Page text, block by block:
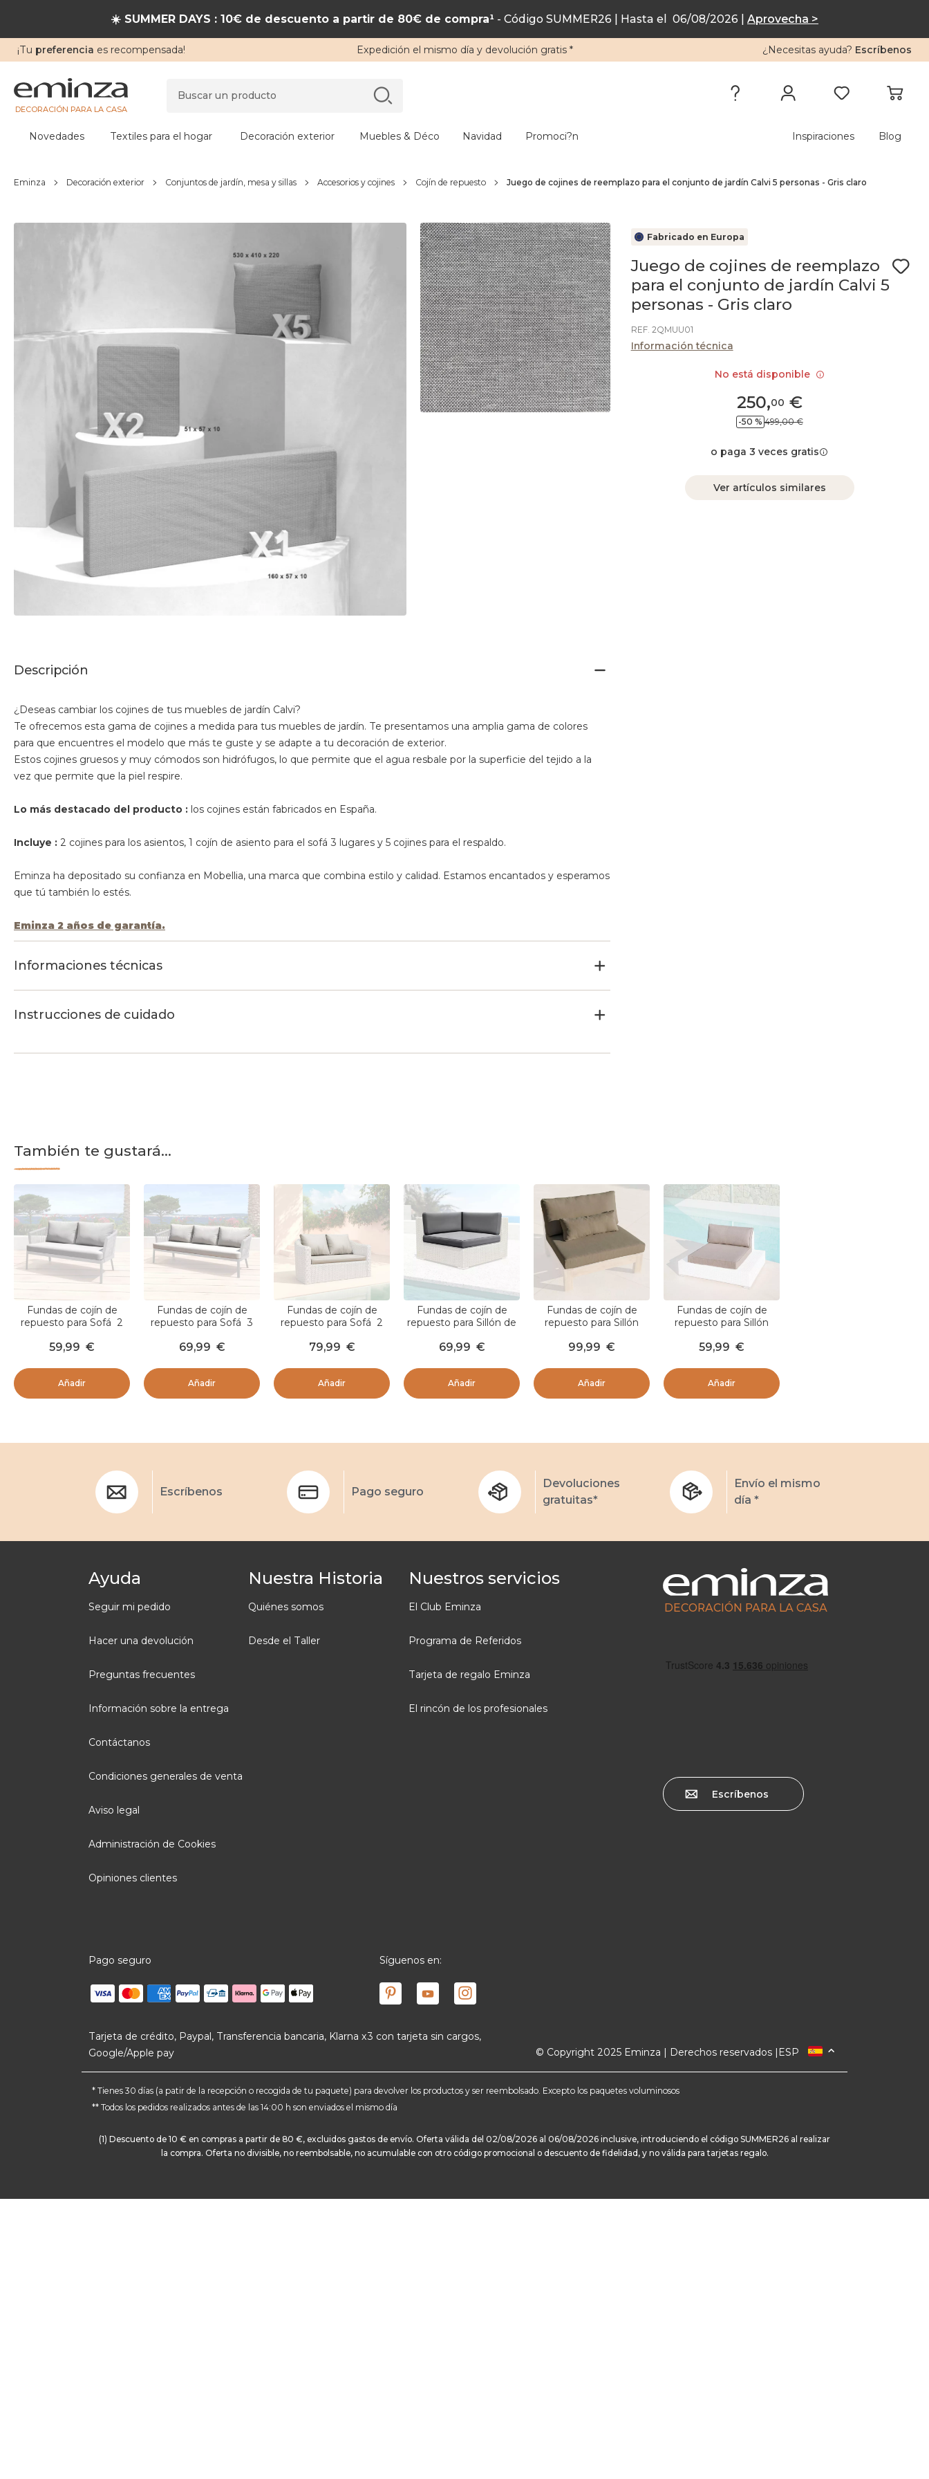
☀️ SUMMER DAYS : 10€ de descuento a partir de 80€ de compra¹ - Código SUMMER26 | Hasta el 06/08/2026 | Aprovecha >
¡Tu preferencia es recompensada! Expedición el mismo día y devolución gratis* ¿Necesitas ayuda? Escríbenos
DECORACIÓN PARA LA CASA
Novedades Textiles para el hogar Decoración exterior Muebles & Déco Navidad Promoci?n Inspiraciones Blog
Eminza Decoración exterior Conjuntos de jardín, mesa y sillas Accesorios y cojines Cojín de repuesto Juego de cojines de reemplazo para el conjunto de jardín Calvi 5 personas - Gris claro
Fabricado en Europa
Juego de cojines de reemplazo
para el conjunto de jardín Calvi 5
personas - Gris claro
REF. 2QMUU01
Información técnica
250,00 €
-50 % 499,00 €
o paga 3 veces gratis
Ver artículos similares
Descripción
¿Deseas cambiar los cojines de tus muebles de jardín Calvi?
Te ofrecemos esta gama de cojines a medida para tus muebles de jardín. Te presentamos una amplia gama de colores
para que encuentres el modelo que más te guste y se adapte a tu decoración de exterior.
Estos cojines gruesos y muy cómodos son hidrófugos, lo que permite que el agua resbale por la superficie del tejido a la
vez que permite que la piel respire.
Lo más destacado del producto : los cojines están fabricados en España.
Incluye : 2 cojines para los asientos, 1 cojín de asiento para el sofá 3 lugares y 5 cojines para el respaldo.
Eminza ha depositado su confianza en Mobellia, una marca que combina estilo y calidad. Estamos encantados y esperamos
que tú también lo estés.
Eminza 2 años de garantía.
Informaciones técnicas
Instrucciones de cuidado
También te gustará...
Fundas de cojín de
repuesto para Sofá 2
claro
59,99 €
Añadir
Fundas de cojín de
repuesto para Sofá 3
claro
69,99 €
Añadir
Fundas de cojín de
repuesto para Sofá 2
79,99 €
Añadir
Fundas de cojín de
repuesto para Sillón de
oscuro
69,99 €
Añadir
Fundas de cojín de
repuesto para Sillón
99,99 €
Añadir
Fundas de cojín de
repuesto para Sillón
59,99 €
Añadir
Escríbenos Pago seguro
Devoluciones
gratuitas*
Envío el mismo
día *
Ayuda
Seguir mi pedido
Hacer una devolución
Preguntas frecuentes
Información sobre la entrega
Contáctanos
Condiciones generales de venta
Aviso legal
Administración de Cookies
Opiniones clientes
Nuestra Historia
Quiénes somos
Desde el Taller
Nuestros servicios
El Club Eminza
Programa de Referidos
Tarjeta de regalo Eminza
El rincón de los profesionales
DECORACIÓN PARA LA CASA
Escríbenos
Pago seguro Síguenos en:
Tarjeta de crédito, Paypal, Transferencia bancaria, Klarna x3 con tarjeta sin cargos,
Google/Apple pay
© Copyright 2025 Eminza | Derechos reservados |
FRANCIA
ITALIA
SUIZA
DANMARK
ESP
* Tienes 30 días (a patir de la recepción o recogida de tu paquete) para devolver los productos y ser reembolsado. Excepto los paquetes voluminosos
** Todos los pedidos realizados antes de las 14:00 h son enviados el mismo día
(1) Descuento de 10 € en compras a partir de 80 €, excluidos gastos de envío. Oferta válida del 02/08/2026 al 06/08/2026 inclusive, introduciendo el código SUMMER26 al realizar
la compra. Oferta no divisible, no reembolsable, no acumulable con otro código promocional o descuento de fidelidad, y no válida para tarjetas regalo.